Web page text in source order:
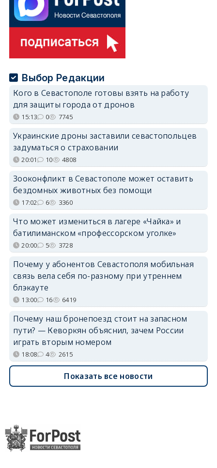
Выбор Редакции
Кого в Севастополе готовы взять на работу
для защиты города от дронов
15:13 0 7745
Украинские дроны заставили севастопольцев
задуматься о страховании
20:01 10 4808
Зооконфликт в Севастополе может оставить
бездомных животных без помощи
17:02 6 3360
Что может измениться в лагере «Чайка» и
батилиманском «профессорском уголке»
20:00 5 3728
Почему у абонентов Севастополя мобильная
связь вела себя по-разному при утреннем
блэкауте
13:00 16 6419
Почему наш бронепоезд стоит на запасном
пути? — Кеворкян объяснил, зачем России
играть вторым номером
18:08 4 2615
Показать все новости